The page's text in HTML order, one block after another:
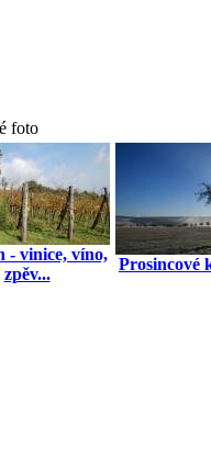
foto
- vinice, víno,
zpěv...
Prosincové